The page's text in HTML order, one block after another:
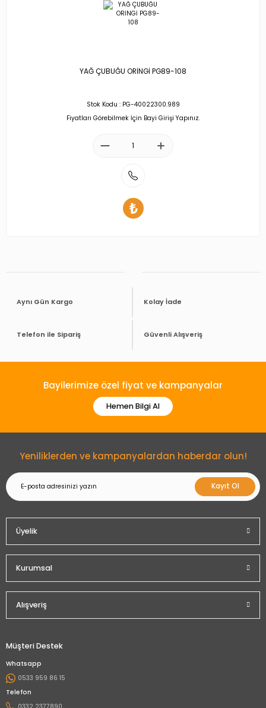
YAĞ ÇUBUĞU ORİNGİ PG89-108
Stok Kodu : PG-40022300.989
Fiyatları Görebilmek İçin Bayi Girişi Yapınız.
Aynı Gün Kargo Kolay İade
Telefon ile Sipariş Güvenli Alışveriş
Bayilerimize özel fiyat ve kampanyalar
Hemen Bilgi Al
Yeniliklerden ve kampanyalardan haberdar olun!
Kayıt Ol
Üyelik
Kurumsal
Alışveriş
Müşteri Destek
Whatsapp
0533 959 86 15
Telefon